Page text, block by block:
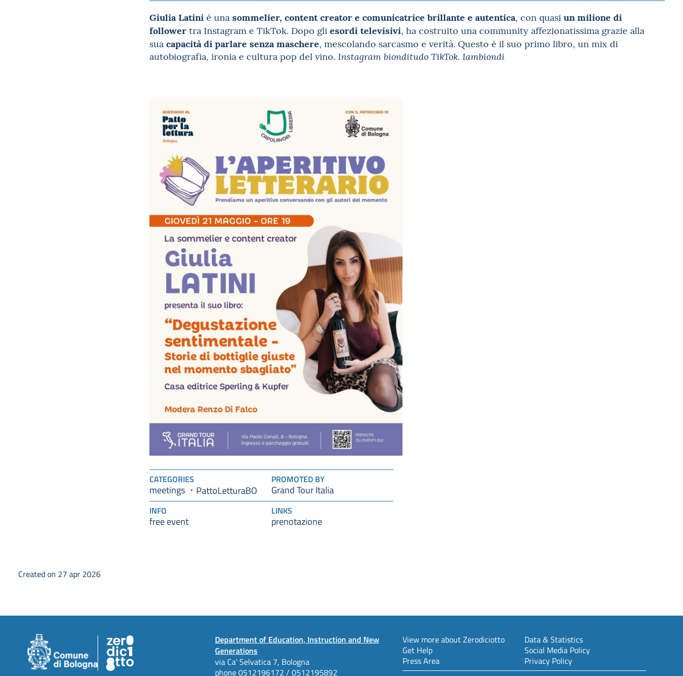
Giulia Latini è una sommelier, content creator e comunicatrice brillante e autentica, con quasi un milione di
follower tra Instagram e TikTok. Dopo gli esordi televisivi, ha costruito una community affezionatissima grazie alla
sua capacità di parlare senza maschere, mescolando sarcasmo e verità. Questo è il suo primo libro, un mix di
autobiografia, ironia e cultura pop del vino. Instagram bionditudo TikTok. Iambiondi
CATEGORIES
meetings PattoLetturaBO
PROMOTED BY
Grand Tour Italia
INFO
free event
LINKS
prenotazione
Created on 27 apr 2026
Department of Education, Instruction and New
Generations
via Ca' Selvatica 7, Bologna
phone0512196172 / 0512195892
View more about Zerodiciotto
Get Help
Press Area
Data & Statistics
Social Media Policy
Privacy Policy